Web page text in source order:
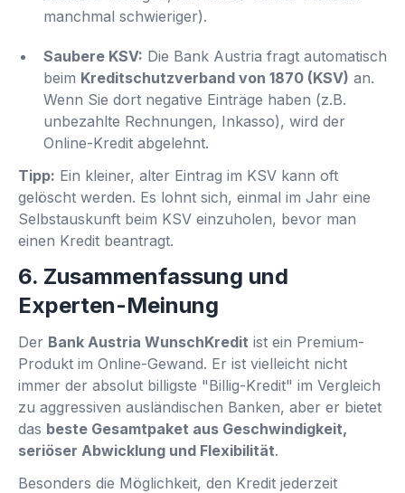
manchmal schwieriger).
Saubere KSV: Die Bank Austria fragt automatisch
beim Kreditschutzverband von 1870 (KSV) an.
Wenn Sie dort negative Einträge haben (z.B.
unbezahlte Rechnungen, Inkasso), wird der
Online-Kredit abgelehnt.
Tipp: Ein kleiner, alter Eintrag im KSV kann oft
gelöscht werden. Es lohnt sich, einmal im Jahr eine
Selbstauskunft beim KSV einzuholen, bevor man
einen Kredit beantragt.
6. Zusammenfassung und
Experten-Meinung
Der Bank Austria WunschKredit ist ein Premium-
Produkt im Online-Gewand. Er ist vielleicht nicht
immer der absolut billigste "Billig-Kredit" im Vergleich
zu aggressiven ausländischen Banken, aber er bietet
das beste Gesamtpaket aus Geschwindigkeit,
seriöser Abwicklung und Flexibilität.
Besonders die Möglichkeit, den Kredit jederzeit